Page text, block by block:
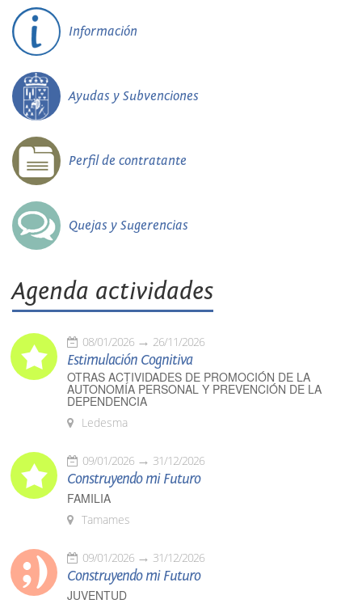
Información
Ayudas y Subvenciones
Perfil de contratante
Quejas y Sugerencias
Agenda actividades
08/01/2026 26/11/2026
Estimulación Cognitiva
OTRAS ACTIVIDADES DE PROMOCIÓN DE LA
AUTONOMÍA PERSONAL Y PREVENCIÓN DE LA
DEPENDENCIA
Ledesma
09/01/2026 31/12/2026
Construyendo mi Futuro
FAMILIA
Tamames
09/01/2026 31/12/2026
Construyendo mi Futuro
JUVENTUD